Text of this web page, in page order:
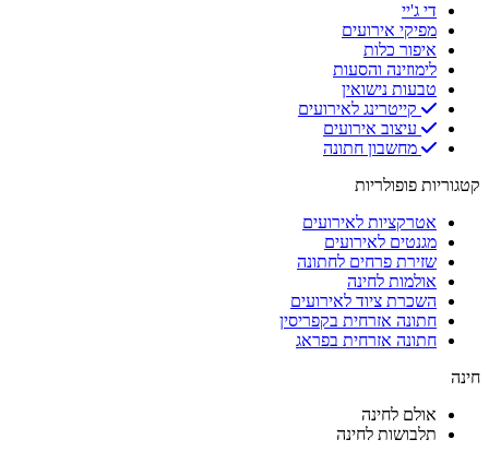
די ג'יי
מפיקי אירועים
איפור כלות
לימוזינה והסעות
טבעות נישואין
קייטרינג לאירועים
עיצוב אירועים
מחשבון חתונה
קטגוריות פופולריות
אטרקציות לאירועים
מגנטים לאירועים
שזירת פרחים לחתונה
אולמות לחינה
השכרת ציוד לאירועים
חתונה אזרחית בקפריסין
חתונה אזרחית בפראג
חינה
אולם לחינה
תלבושות לחינה